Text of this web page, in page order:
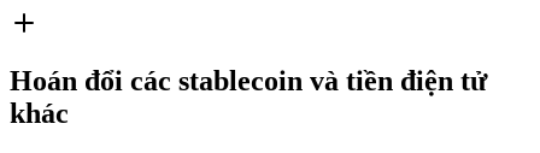
Hoán đổi các stablecoin và tiền điện tử
khác